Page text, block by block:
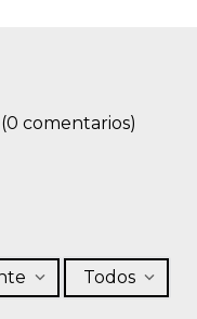
(0 comentarios)
Todos